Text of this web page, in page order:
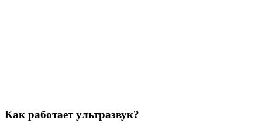
Как работает ультразвук?